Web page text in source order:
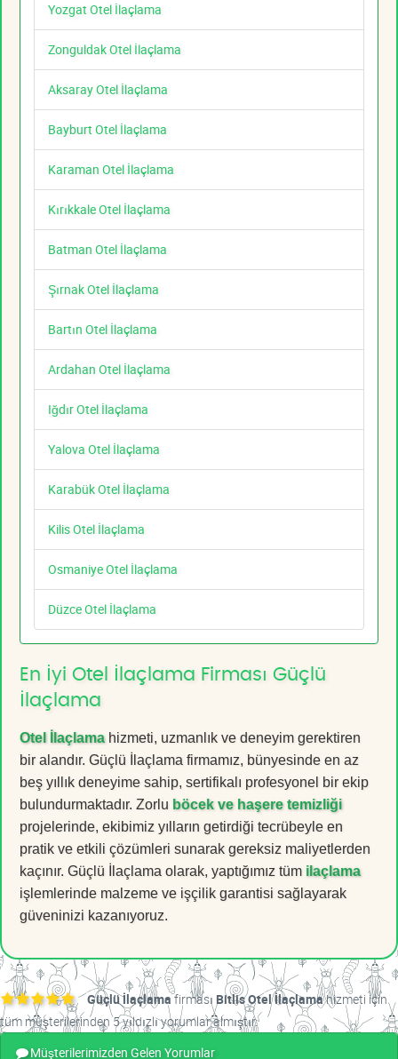
Yozgat Otel İlaçlama
Zonguldak Otel İlaçlama
Aksaray Otel İlaçlama
Bayburt Otel İlaçlama
Karaman Otel İlaçlama
Kırıkkale Otel İlaçlama
Batman Otel İlaçlama
Şırnak Otel İlaçlama
Bartın Otel İlaçlama
Ardahan Otel İlaçlama
Iğdır Otel İlaçlama
Yalova Otel İlaçlama
Karabük Otel İlaçlama
Kilis Otel İlaçlama
Osmaniye Otel İlaçlama
Düzce Otel İlaçlama
En İyi Otel İlaçlama Firması Güçlü
İlaçlama
Otel İlaçlamahizmeti, uzmanlık ve deneyim gerektiren
bir alandır. Güçlü İlaçlama firmamız, bünyesinde en az
beş yıllık deneyime sahip, sertifikalı profesyonel bir ekip
bulundurmaktadır. Zorlu böcek ve haşere temizliği
projelerinde, ekibimiz yılların getirdiği tecrübeyle en
pratik ve etkili çözümleri sunarak gereksiz maliyetlerden
kaçınır. Güçlü İlaçlama olarak, yaptığımız tüm ilaçlama
işlemlerinde malzeme ve işçilik garantisi sağlayarak
güveninizi kazanıyoruz.
Güçlü İlaçlamafirması Bitlis Otel İlaçlamahizmeti için
tüm müşterilerinden 5 yıldızlı yorumlar almıştır.
Müşterilerimizden Gelen Yorumlar